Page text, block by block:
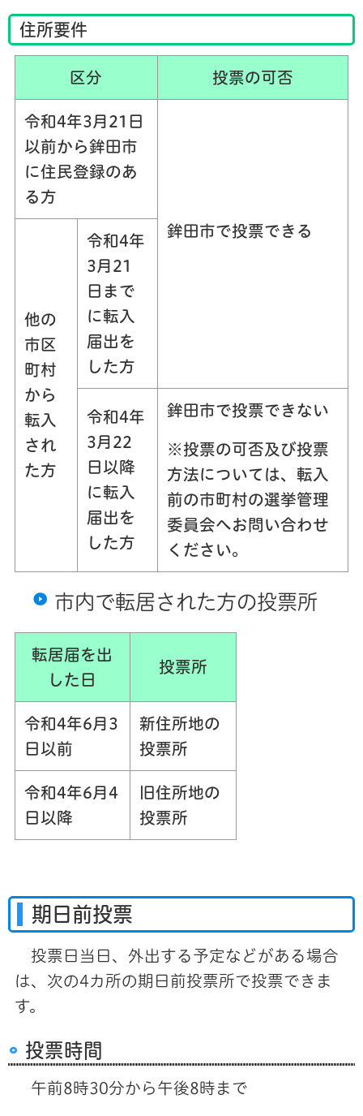
住所要件
区分 投票の可否
令和4年3月21日
以前から鉾田市
に住民登録のあ
る方
鉾田市で投票できる
他の
市区
町村
から
転入
され
た方
令和4年
3月21
日まで
に転入
届出を
した方
令和4年
3月22
日以降
に転入
届出を
した方
鉾田市で投票できない
※投票の可否及び投票
方法については、転入
前の市町村の選挙管理
委員会へお問い合わせ
ください。
市内で転居された方の投票所
転居届を出
した日
投票所
令和4年6月3
日以前
新住所地の
投票所
令和4年6月4
日以降
旧住所地の
投票所
期日前投票
投票日当日、外出する予定などがある場合
は、次の4カ所の期日前投票所で投票できま
す。
投票時間
午前8時30分から午後8時まで